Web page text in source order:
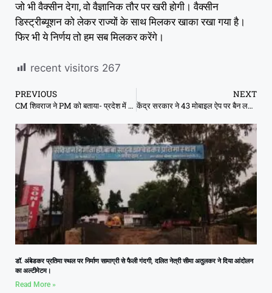
जो भी वैक्सीन देगा, वो वैज्ञानिक तौर पर खरी होगी। वैक्सीन
डिस्ट्रीब्यूशन को लेकर राज्यों के साथ मिलकर खाका रखा गया है।
फिर भी ये निर्णय तो हम सब मिलकर करेंगे।
recent visitors 267
PREVIOUS
CM शिवराज ने PM को बताया- प्रदेश में लॉकडाउन नहीं लगाया जाएगा
NEXT
केंद्र सरकार ने 43 मोबाइल ऐप पर बैन लगाया, इनमें 14 डेटिंग ऐप्स और ज्यादातर चाइनीज
डॉ. अंबेडकर प्रतिमा स्थल पर निर्माण सामाग्री से फैली गंदगी, दलित नेत्री सीमा अतुलकर ने दिया आंदोलन
का अल्टीमेटम।
Read More »